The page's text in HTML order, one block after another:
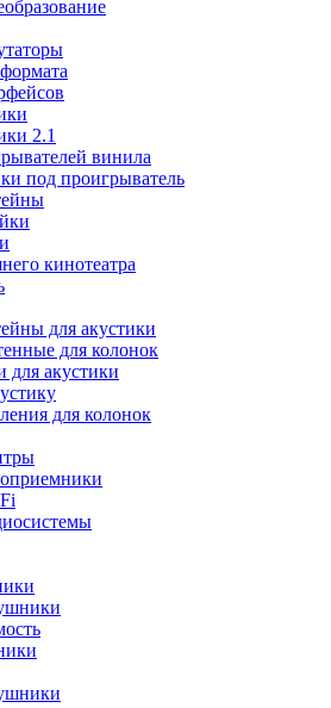
2.1
винила
под проигрыватель
кинотеатра
для акустики
для колонок
для акустики
для колонок